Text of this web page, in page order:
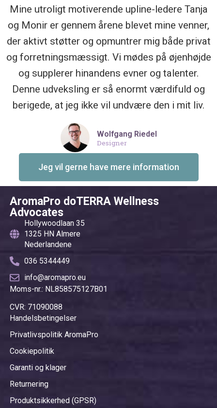
Mine utroligt motiverende upline-ledere Tanja
og Monir er gennem årene blevet mine venner,
der aktivt støtter og opmuntrer mig både privat
og forretningsmæssigt. Vi mødes på øjenhøjde
og supplerer hinandens evner og talenter.
Denne udveksling er så enormt værdifuld og
berigede, at jeg ikke vil undvære den i mit liv.
Wolfgang Riedel
Designer
Jeg vil gerne have mere information
AromaPro doTERRA Wellness
Advocates
Hollywoodlaan 35
1325 HN Almere
Nederlandene
036 5344449
info@aromapro.eu
Moms-nr.: NL858575127B01
CVR: 71090088
Handelsbetingelser
Privatlivspolitik AromaPro
Cookiepolitik
Garanti og klager
Returnering
Produktsikkerhed (GPSR)